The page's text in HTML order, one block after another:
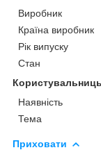
Виробник
Країна виробник
Рік випуску
Стан
Наявність
Тема
Приховати